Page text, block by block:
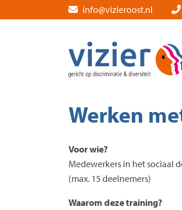
to
info@vizieroost.nl
Werken
Voor wie?
Medewerkers in het sociaal
(max. 15 deelnemers)
Waarom deze training?